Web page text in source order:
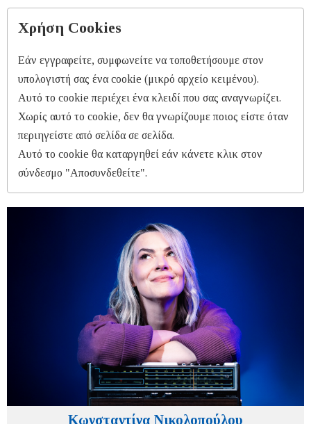
Χρήση Cookies
Εάν εγγραφείτε, συμφωνείτε να τοποθετήσουμε στον
υπολογιστή σας ένα cookie (μικρό αρχείο κειμένου).
Αυτό το cookie περιέχει ένα κλειδί που σας αναγνωρίζει.
Χωρίς αυτό το cookie, δεν θα γνωρίζουμε ποιος είστε όταν
περιηγείστε από σελίδα σε σελίδα.
Αυτό το cookie θα καταργηθεί εάν κάνετε κλικ στον
σύνδεσμο "Αποσυνδεθείτε".
Κωνσταντίνα Νικολοπούλου